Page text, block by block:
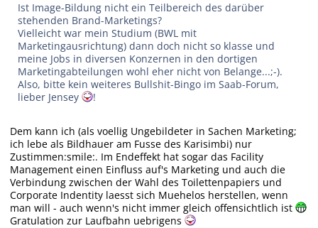
Ist Image-Bildung nicht ein Teilbereich des darüber
stehenden Brand-Marketings?
Vielleicht war mein Studium (BWL mit
Marketingausrichtung) dann doch nicht so klasse und
meine Jobs in diversen Konzernen in den dortigen
Marketingabteilungen wohl eher nicht von Belange...;-).
Also, bitte kein weiteres Bullshit-Bingo im Saab-Forum,
lieber Jensey
!
Dem kann ich (als voellig Ungebildeter in Sachen Marketing;
ich lebe als Bildhauer am Fusse des Karisimbi) nur
Zustimmen:smile:. Im Endeffekt hat sogar das Facility
Management einen Einfluss auf's Marketing und auch die
Verbindung zwischen der Wahl des Toilettenpapiers und
Corporate Indentity laesst sich Muehelos herstellen, wenn
man will - auch wenn's nicht immer gleich offensichtlich ist
Gratulation zur Laufbahn uebrigens